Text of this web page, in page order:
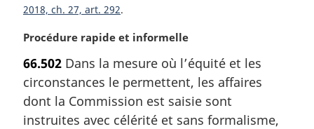
2018, ch. 27, art. 292
N
t
e
m
a
Procédure rapide et informelle
66.502 Dans la mesure où l’équité et les
circonstances le permettent, les affaires
dont la Commission est saisie sont
instruites avec célérité et sans formalisme,